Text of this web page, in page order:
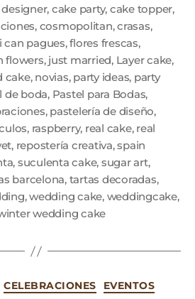
, cake party, cake topper,
, cosmopolitan,crasas,
can pagues,flores frescas,
flowers, just married, Layer cake,
cake, novias, party ideas, party
de boda, Pastel para Bodas,
, pastelería de diseño,
, raspberry, real cake, real
, repostería creativa,spain
, suculenta cake, sugar art,
barcelona, tartas decoradas,
,wedding cake, weddingcake,
wedding cake
CELEBRACIONES EVENTOS